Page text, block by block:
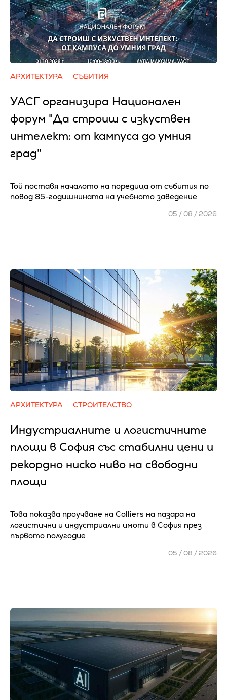
АРХИТЕКТУРА СЪБИТИЯ
УАСГ организира Национален
форум "Да строиш с изкуствен
интелект: от кампуса до умния
град"
Той поставя началото на поредица от събития по
повод 85-годишнината на учебното заведение
05 / 08 / 2026
АРХИТЕКТУРА СТРОИТЕЛСТВО
Индустриалните и логистичните
площи в София със стабилни цени и
рекордно ниско ниво на свободни
площи
Това показва проучване на Colliers на пазара на
логистични и индустриални имоти в София през
първото полугодие
05 / 08 / 2026